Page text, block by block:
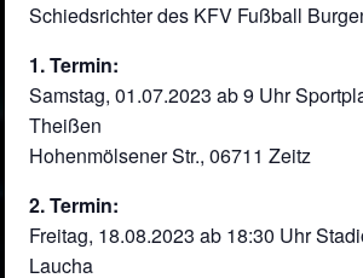
Schiedsrichter des KFV Fußball
1. Termin:
Samstag, 01.07.2023 ab 9 Uhr
Theißen
Hohenmölsener Str., 06711 Zeitz
2. Termin:
Freitag, 18.08.2023 ab 18:30 Uhr
Laucha